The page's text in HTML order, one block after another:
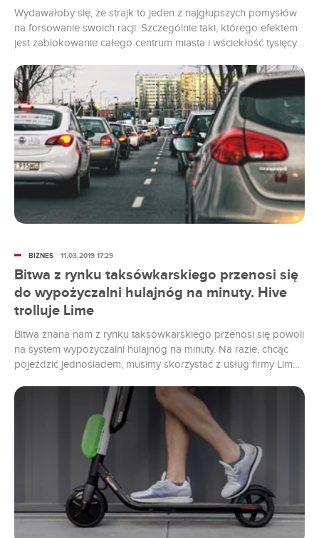
Wydawałoby się, że strajk to jeden z najgłupszych pomysłów
na forsowanie swoich racji. Szczególnie taki, którego efektem
jest zablokowanie całego centrum miasta i wściekłość tysięcy
Taksówkarze próbują jednak do skutku. I być może niedługo
naprawdę uda im się zniechęcić do siebie większość klientów.
Bitwa z rynku taksówkarskiego przenosi się
do wypożyczalni hulajnóg na minuty. Hive
trolluje Lime
Bitwa znana nam z rynku taksówkarskiego przenosi się powoli
na system wypożyczalni hulajnóg na minuty. Na razie, chcąc
pojeździć jednośladem, musimy skorzystać z usług firmy Lime,
FREE NOW (dawne myTaxi). I od razu wypala do swojego
przeciwnika z grubej rury.
BIZNES 11.03.2019 17:29